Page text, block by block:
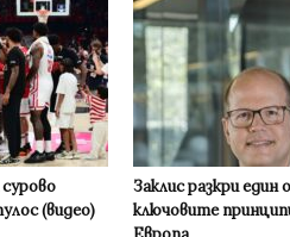
(видео)
Заклис разкри един
ключовите